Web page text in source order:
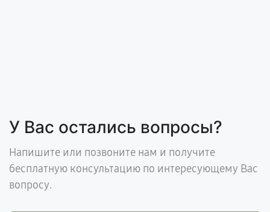
У Вас остались вопросы?
Напишите или позвоните нам и получите
бесплатную консультацию по интересующему Вас
вопросу.